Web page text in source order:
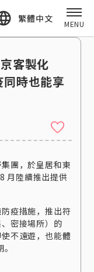
繁體中文 MENU
客製化
時也能享
團，於皇居和東
月陸續推出提供
疫措施，推出符
密接場所）的
不遠遊，也能體